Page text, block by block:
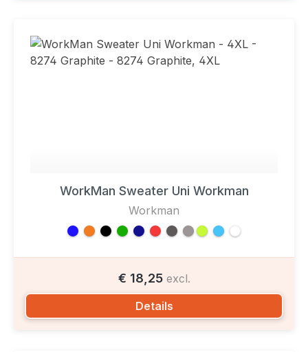
WorkMan Sweater Uni Workman
Workman
€ 18,25 excl.
Details